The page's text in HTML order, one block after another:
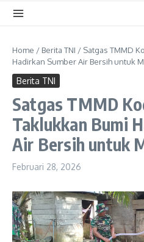
Home / Berita TNI / Satgas TMMD
Hadirkan Sumber Air Bersih untuk
Berita TNI
Satgas TMMD
Taklukkan Bumi
Air Bersih untuk
Februari 28, 2026